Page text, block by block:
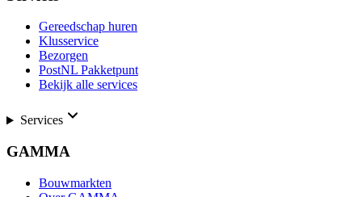
Gereedschap huren
Klusservice
Bezorgen
PostNL Pakketpunt
Bekijk alle services
Services
GAMMA
Bouwmarkten